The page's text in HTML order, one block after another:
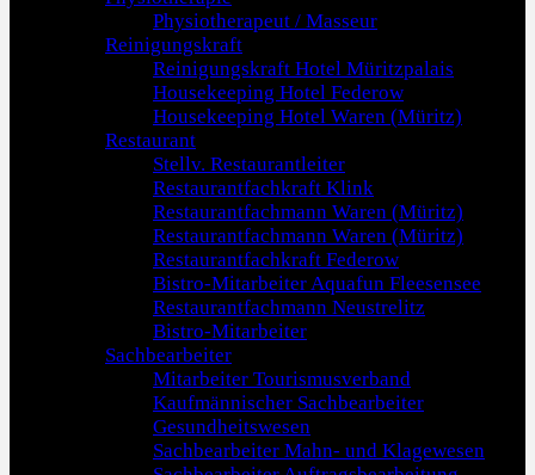
Physiotherapeut / Masseur
Reinigungskraft
Reinigungskraft Hotel Müritzpalais
Housekeeping Hotel Federow
Housekeeping Hotel Waren (Müritz)
Restaurant
Stellv. Restaurantleiter
Restaurantfachkraft Klink
Restaurantfachmann Waren (Müritz)
Restaurantfachmann Waren (Müritz)
Restaurantfachkraft Federow
Bistro-Mitarbeiter Aquafun Fleesensee
Restaurantfachmann Neustrelitz
Bistro-Mitarbeiter
Sachbearbeiter
Mitarbeiter Tourismusverband
Kaufmännischer Sachbearbeiter
Gesundheitswesen
Sachbearbeiter Mahn- und Klagewesen